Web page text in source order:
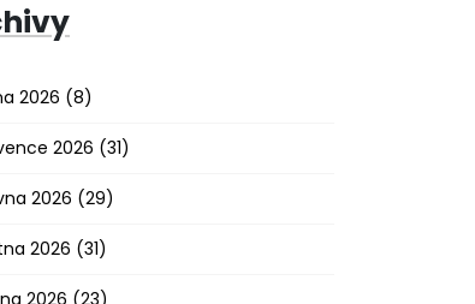
2026 (8)
2026 (31)
2026 (29)
2026 (31)
2026 (23)